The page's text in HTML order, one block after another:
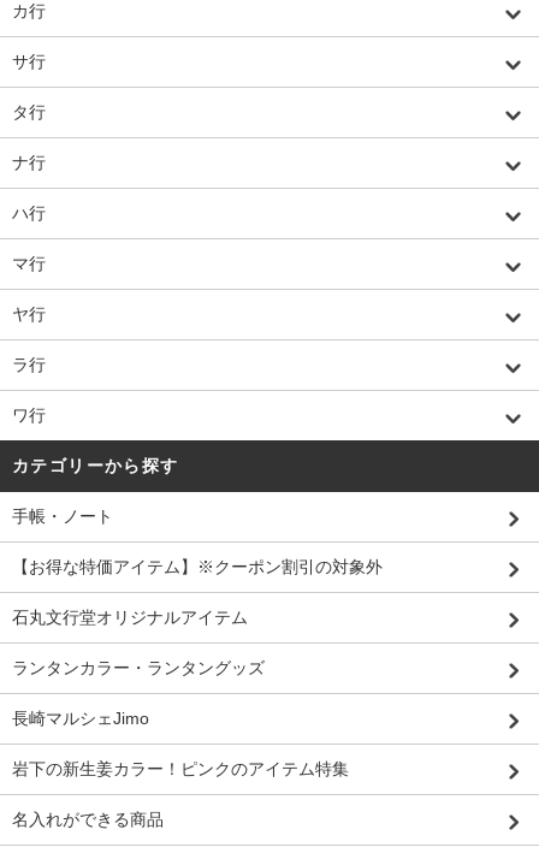
カ行
サ行
タ行
ナ行
ハ行
マ行
ヤ行
ラ行
ワ行
カテゴリーから探す
手帳・ノート
【お得な特価アイテム】※クーポン割引の対象外
石丸文行堂オリジナルアイテム
ランタンカラー・ランタングッズ
長崎マルシェJimo
岩下の新生姜カラー！ピンクのアイテム特集
名入れができる商品